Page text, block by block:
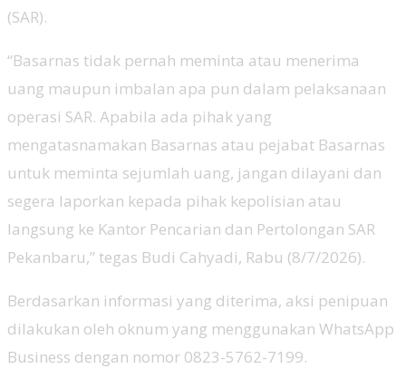
(SAR).
“Basarnas tidak pernah meminta atau menerima
uang maupun imbalan apa pun dalam pelaksanaan
operasi SAR. Apabila ada pihak yang
mengatasnamakan Basarnas atau pejabat Basarnas
untuk meminta sejumlah uang, jangan dilayani dan
segera laporkan kepada pihak kepolisian atau
langsung ke Kantor Pencarian dan Pertolongan SAR
Pekanbaru,” tegas Budi Cahyadi, Rabu (8/7/2026).
Berdasarkan informasi yang diterima, aksi penipuan
dilakukan oleh oknum yang menggunakan WhatsApp
Business dengan nomor 0823-5762-7199.